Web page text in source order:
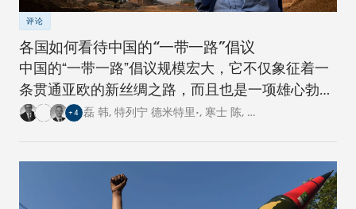
评论
各国如何看待中国的“一带一路”倡议
中国的“一带一路”倡议规模宏大，它不仅象征着一
条贯通亚欧的新丝绸之路，而且也是一项雄心勃勃
的跨国基础设施建设工程。对此，卡内基四个研究
+4 磊 韩, 特列宁 德米特里•, 寒士 陈, …